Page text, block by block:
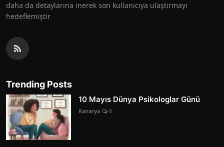
daha da detaylarına inerek son kullanıcıya ulaştırmayı
hedeflemiştir
Trending Posts
10 Mayıs Dünya Psikologlar Günü
Kanarya 0